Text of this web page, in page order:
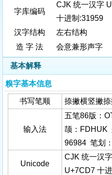
字库编码
CJK 统一汉字
十进制:31959
汉字结构
左右结构
造 字 法
会意兼形声字
基本解释
糗字基本信息
书写笔顺 捺撇横竖撇
输入法
五笔86版：
颉：FDHUK
96984 笔划
Unicode
CJK 统一汉
U+7CD7 十